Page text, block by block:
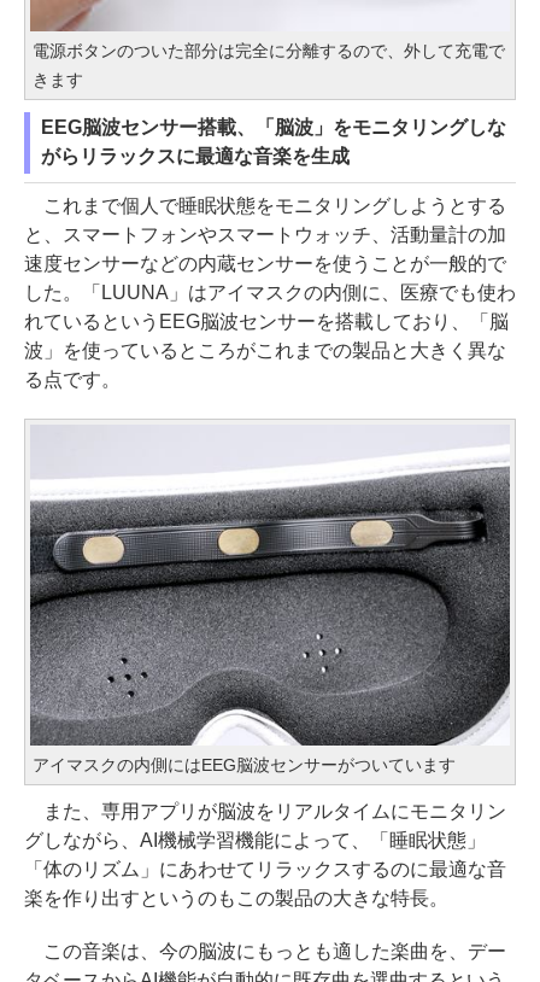
電源ボタンのついた部分は完全に分離するので、外して充電で
きます
EEG脳波センサー搭載、「脳波」をモニタリングしな
がらリラックスに最適な音楽を生成
これまで個人で睡眠状態をモニタリングしようとする
と、スマートフォンやスマートウォッチ、活動量計の加
速度センサーなどの内蔵センサーを使うことが一般的で
した。「LUUNA」はアイマスクの内側に、医療でも使わ
れているというEEG脳波センサーを搭載しており、「脳
波」を使っているところがこれまでの製品と大きく異な
る点です。
アイマスクの内側にはEEG脳波センサーがついています
また、専用アプリが脳波をリアルタイムにモニタリン
グしながら、AI機械学習機能によって、「睡眠状態」
「体のリズム」にあわせてリラックスするのに最適な音
楽を作り出すというのもこの製品の大きな特長。
この音楽は、今の脳波にもっとも適した楽曲を、デー